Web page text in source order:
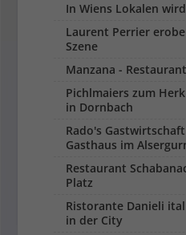
In Wiens Lokalen
Laurent Perrier
Szene
Manzana -
Pichlmaiers zum
in Dornbach
Rado's
Gasthaus im
Restaurant
Platz
Ristorante Danieli
in der City